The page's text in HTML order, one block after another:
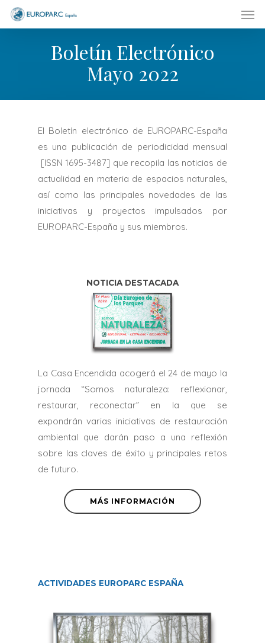
Skip
Boletín Electrónico
Mayo 2022
El Boletín electrónico de EUROPARC-España
es una publicación de periodicidad mensual
[ISSN 1695-3487] que recopila las noticias de
actualidad en materia de espacios naturales,
así como las principales novedades de las
iniciativas y proyectos impulsados por
EUROPARC-España y sus miembros.
NOTICIA DESTACADA
La Casa Encendida acogerá el 24 de mayo la
jornada “Somos naturaleza: reflexionar,
restaurar, reconectar” en la que se
expondrán varias iniciativas de restauración
ambiental que darán paso a una reflexión
sobre las claves de éxito y principales retos
de futuro.
MÁS INFORMACIÓN
ACTIVIDADES EUROPARC ESPAÑA